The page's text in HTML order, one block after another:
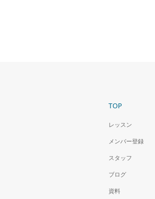
TOP
レッスン
メンバー登録
スタッフ
ブログ
資料